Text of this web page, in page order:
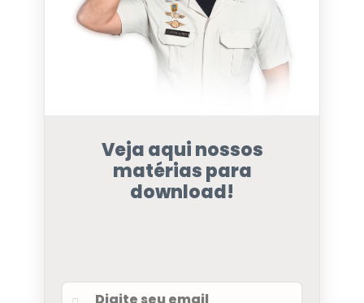
Veja aqui nossos
matérias para
download!